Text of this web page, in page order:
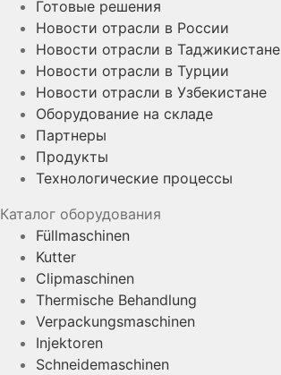
Готовые решения
Новости отрасли в России
Новости отрасли в Таджикистане
Новости отрасли в Турции
Новости отрасли в Узбекистане
Оборудование на складе
Партнеры
Продукты
Технологические процессы
Каталог оборудования
Füllmaschinen
Kutter
Clipmaschinen
Thermische Behandlung
Verpackungsmaschinen
Injektoren
Schneidemaschinen